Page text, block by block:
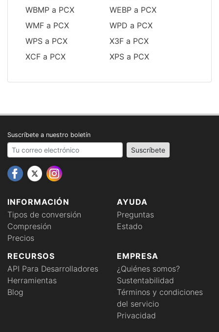
WBMP a PCX
WEBP a PCX
WMF a PCX
WPD a PCX
WPS a PCX
X3F a PCX
XCF a PCX
XPS a PCX
INFORMACIÓN
Tipos de conversión
Compresión
Precios
AYUDA
Preguntas
Estado
RECURSOS
API Para Desarrolladores
Herramientas
Blog
EMPRESA
¿Quiénes somos?
Sustentabilidad
Términos y condiciones
del servicio
Privacidad
Suscríbete a nuestro boletín
Your email address Suscríbete